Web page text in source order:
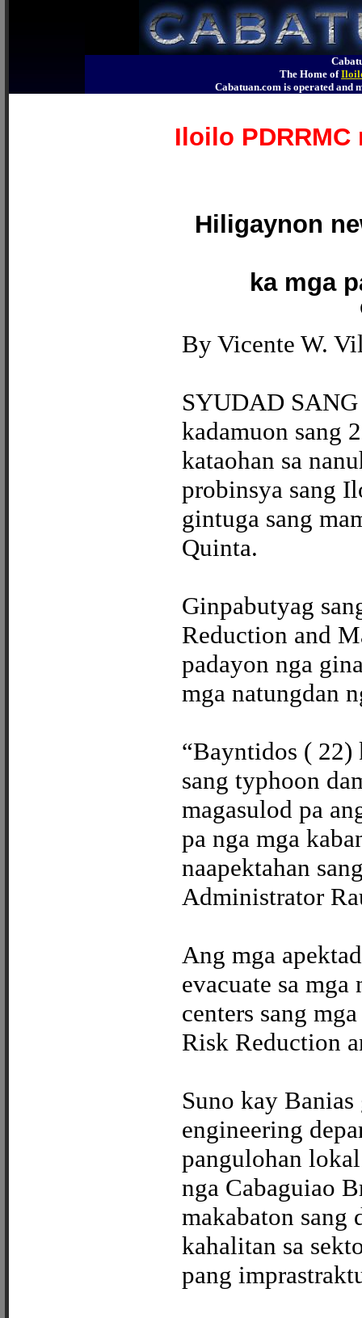
The Home of
Cabatuan.com is operated
Iloilo
Hiligaynon
ka mga
By Vicente W.
SYUDAD
kadamuon sang
kataohan sa
probinsya sang
gintuga sang
Quinta.
Ginpabutyag
Reduction and
padayon nga
mga natungdan
“Bayntidos ( 22)
sang typhoon
magasulod pa
pa nga mga
naapektahan
Administrator
Ang mga
evacuate sa
centers sang
Risk Reduction
Suno kay
engineering
pangulohan
nga Cabaguiao
makabaton sang
kahalitan sa
pang